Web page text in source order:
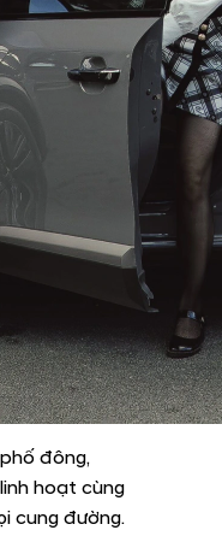
đông,
hoạt cùng
cung đường.